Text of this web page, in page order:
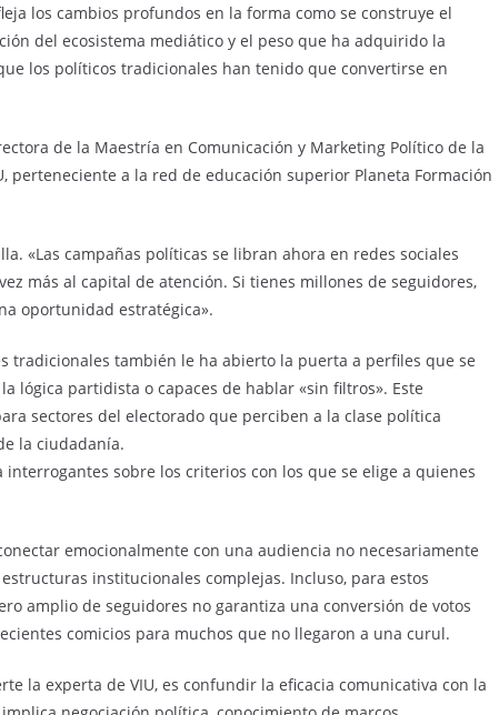
los cambios profundos en la forma como se construye el
del ecosistema mediático y el peso que ha adquirido la
los políticos tradicionales han tenido que convertirse en
de la Maestría en Comunicación y Marketing Político de la
perteneciente a la red de educación superior Planeta Formación
«Las campañas políticas se libran ahora en redes sociales
más al capital de atención. Si tienes millones de seguidores,
oportunidad estratégica».
tradicionales también le ha abierto la puerta a perfiles que se
lógica partidista o capaces de hablar «sin filtros». Este
sectores del electorado que perciben a la clase política
la ciudadanía.
sobre los criterios con los que se elige a quienes
emocionalmente con una audiencia no necesariamente
institucionales complejas. Incluso, para estos
amplio de seguidores no garantiza una conversión de votos
comicios para muchos que no llegaron a una curul.
la experta de VIU, es confundir la eficacia comunicativa con la